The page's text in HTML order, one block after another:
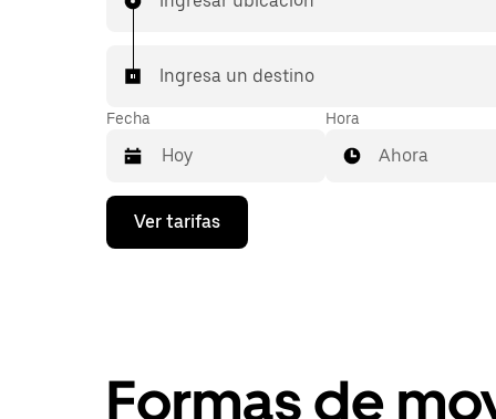
Ingresa un destino
Fecha
Presiona
flecha
calendario
Hora
Ahora
Ver tarifas
Formas de